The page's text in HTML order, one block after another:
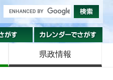
組織でさがす
県政情報